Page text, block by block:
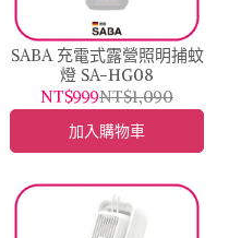
SABA 充電式露營照明捕蚊
燈 SA-HG08
NT$999NT$1,090
加入購物車